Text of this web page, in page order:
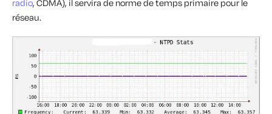
radio, CDMA), il servira de norme de temps primaire pour le
réseau.